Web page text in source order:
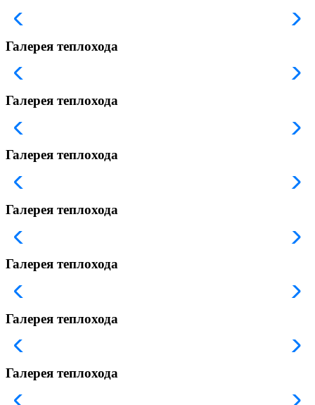
Галерея теплохода
Галерея теплохода
Галерея теплохода
Галерея теплохода
Галерея теплохода
Галерея теплохода
Галерея теплохода